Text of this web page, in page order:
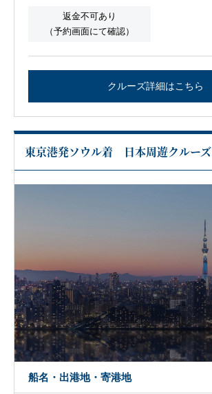
返金不可あり
（予約画面にて確認）
クルーズ詳細はこちら
東京港発ソウル着 日本周遊クルー
船名・出港地・寄港地